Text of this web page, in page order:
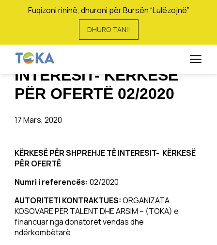
Fuqizoni rininë, dhuroni për Bursën “Lulëzojnë”
DHURO TANI!
KËRKESË PËR
SHPREHJE TË
INTERESIT- KËRKESË
PËR OFERTË 02/2020
17 Mars, 2020
KËRKESË PËR SHPREHJE TË INTERESIT- KËRKESË
PËR OFERTË
Numri i referencës: 02/2020
AUTORITETI KONTRAKTUES:ORGANIZATA
KOSOVARE PËR TALENT DHE ARSIM – (TOKA) e
financuar nga donatorët vendas dhe
ndërkombëtarë.